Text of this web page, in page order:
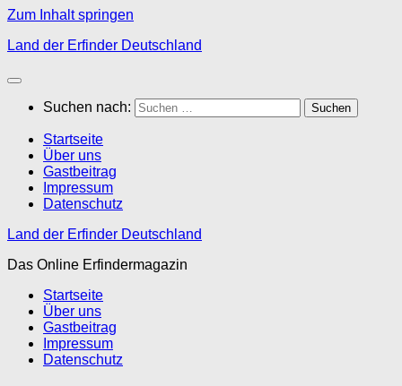
Zum Inhalt springen
Land der Erfinder Deutschland
Suchen nach:
Startseite
Über uns
Gastbeitrag
Impressum
Datenschutz
Land der Erfinder Deutschland
Das Online Erfindermagazin
Startseite
Über uns
Gastbeitrag
Impressum
Datenschutz